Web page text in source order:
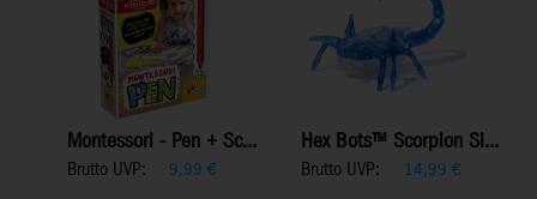
Montessori - Pen + Sc...
Brutto UVP: 9,99 €
Hex Bots™ Scorpion Si...
Brutto UVP: 14,99 €